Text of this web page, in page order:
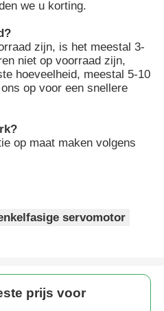
we u korting.
zijn, is het meestal 3-
niet op voorraad zijn,
hoeveelheid, meestal 5-10
op voor een snellere
op maat maken volgens
servomotor
prijs voor